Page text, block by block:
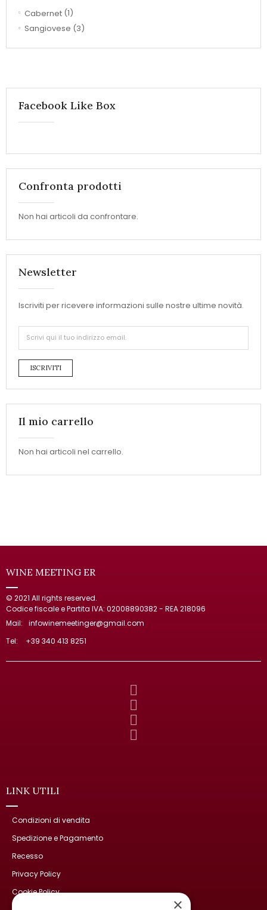
Cabernet (1)
Sangiovese (3)
Facebook Like Box
Confronta prodotti
Non hai articoli da confrontare.
Newsletter
Iscriviti per ricevere informazioni sulle nostre ultime novità.
ISCRIVITI
Il mio carrello
Non hai articoli nel carrello.
WINE MEETING ER
© 2021 All rights reserved.
Codice fiscale e Partita IVA: 02008890382 - REA 218096
Mail:
infowinemeetinger@gmail.com
Tel:
+39 340 413 8251
LINK UTILI
Condizioni di vendita
Spedizione e Pagamento
Recesso
Privacy Policy
Cookie Policy
×